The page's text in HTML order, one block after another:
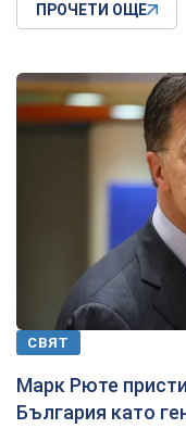
ПРОЧЕТИ ОЩЕ
СВЯТ
Марк Рюте
България като